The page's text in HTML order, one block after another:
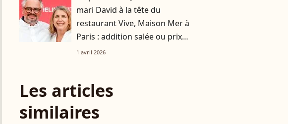
mari David à la tête du
restaurant Vive, Maison Mer à
Paris : addition salée ou prix
doux ? On a décortiqué leur
1 avril 2026
Les articles
similaires